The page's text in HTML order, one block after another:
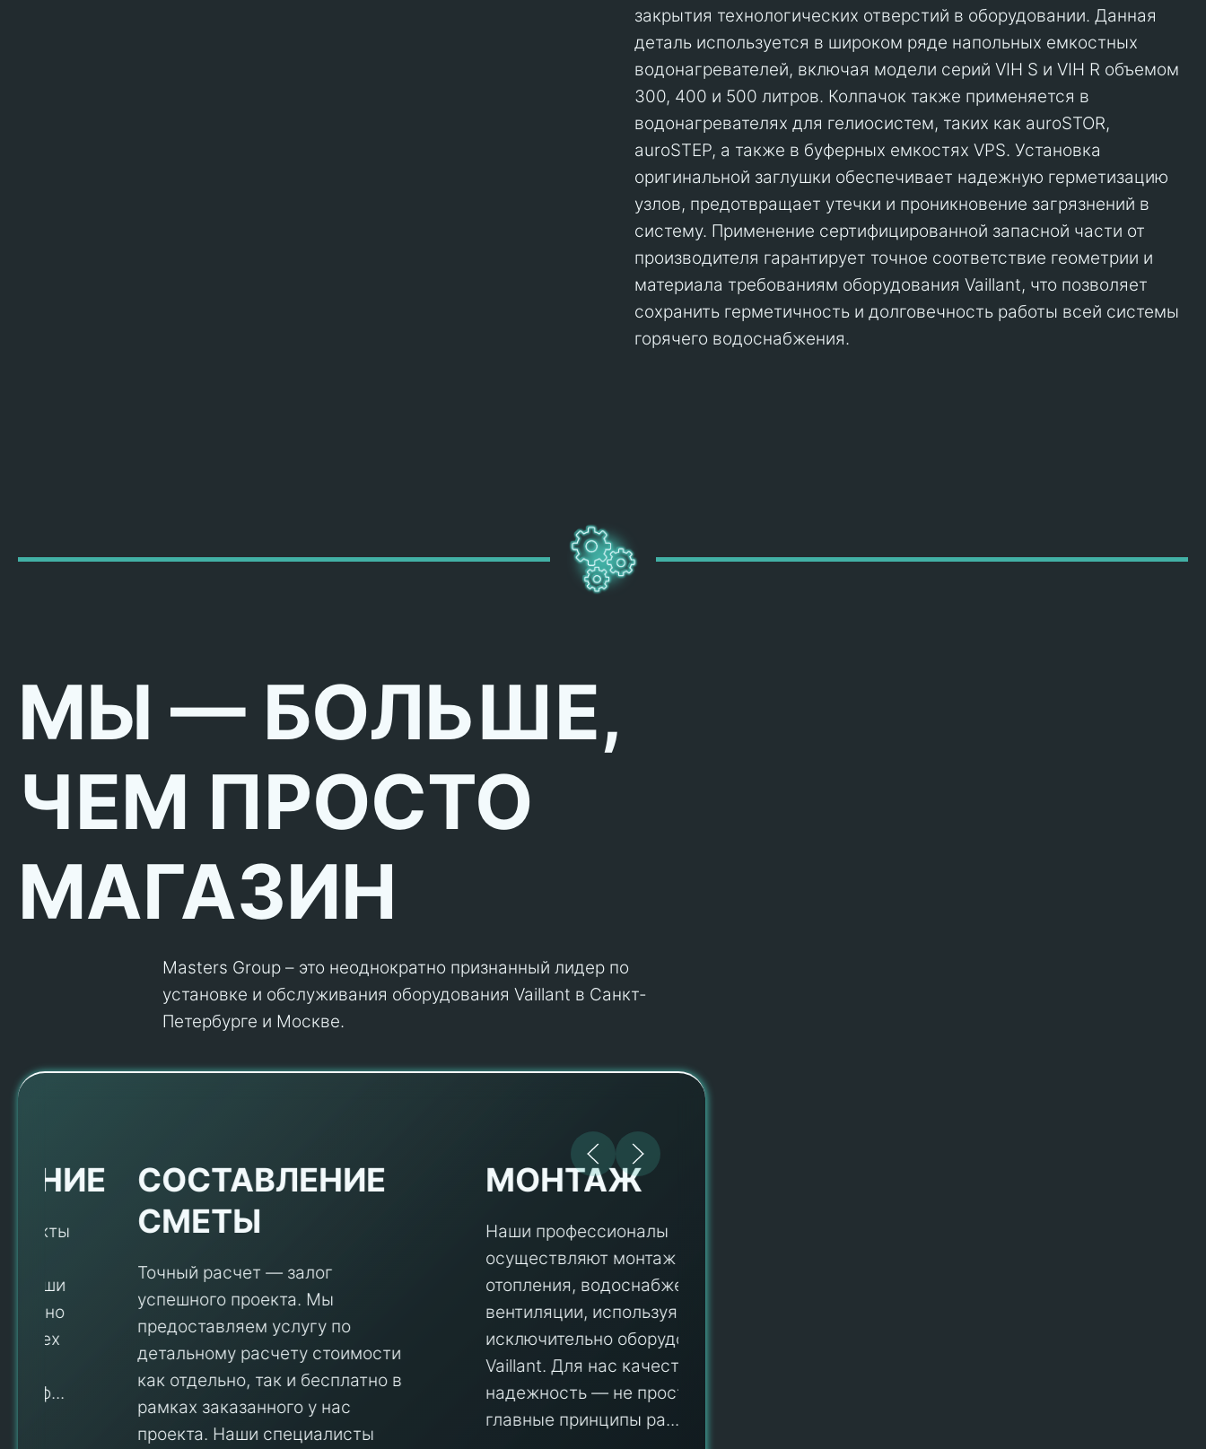
закрытия технологических отверстий в оборудовании. Данная
деталь используется в широком ряде напольных емкостных
водонагревателей, включая модели серий VIH S и VIH R объемом
300, 400 и 500 литров. Колпачок также применяется в
водонагревателях для гелиосистем, таких как auroSTOR,
auroSTEP, а также в буферных емкостях VPS. Установка
оригинальной заглушки обеспечивает надежную герметизацию
узлов, предотвращает утечки и проникновение загрязнений в
систему. Применение сертифицированной запасной части от
производителя гарантирует точное соответствие геометрии и
материала требованиям оборудования Vaillant, что позволяет
сохранить герметичность и долговечность работы всей системы
горячего водоснабжения.
МЫ — БОЛЬШЕ,
ЧЕМ ПРОСТО
МАГАЗИН
Masters Group – это неоднократно признанный лидер по
установке и обслуживания оборудования Vaillant в Санкт-
Петербурге и Москве.
СОСТАВЛЕНИЕ
СМЕТЫ
Точный расчет — залог
успешного проекта. Мы
предоставляем услугу по
детальному расчету стоимости
как отдельно, так и бесплатно в
рамках заказанного у нас
проекта. Наши специалисты
МОНТАЖ
Наши профессионалы
осуществляют монтаж систем
отопления, водоснабжения и
вентиляции, используя
исключительно оборудование
Vaillant. Для нас качество и
надежность — не просто слова, а
главные принципы ра...